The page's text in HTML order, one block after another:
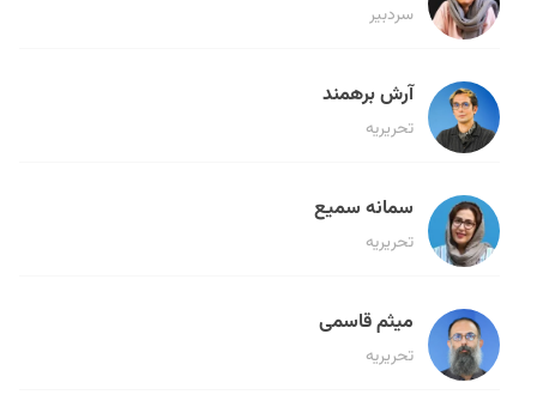
سردبیر
آرش برهمند
تحریریه
سمانه سمیع
تحریریه
میثم قاسمی
تحریریه